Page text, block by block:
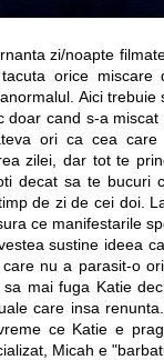
zi/noapte
orice
Aici
cand s-a
ori ca cea
zilei, dar tot te
decat sa te bucuri
de zi de cei doi.
ce manifestarile
sustine ideea
nu a parasit-o
mai fuga Katie
care insa
ce Katie e
Micah e